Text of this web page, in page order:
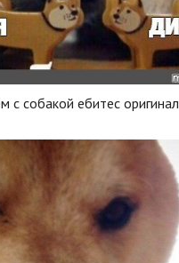
с собакой ебитес оригинал